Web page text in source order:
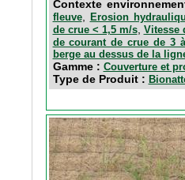
Contexte
fleuve, Erosion
de crue < 1,5 m/s, Vitesse
de courant de crue de 3
berge au dessus de la
Gamme : Couverture et
Type de Produit :